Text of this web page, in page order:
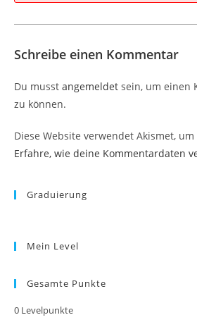
Schreibe einen Kommentar
Du musst angemeldet sein, um einen
zu können.
Diese Website verwendet Akismet,
Erfahre, wie deine Kommentardaten
Graduierung
Mein Level
Gesamte Punkte
0 Levelpunkte